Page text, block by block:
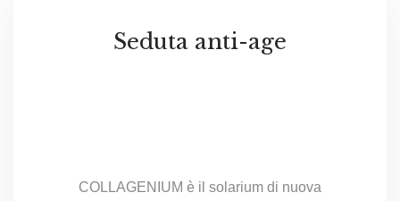
Seduta anti-age
COLLAGENIUM è il solarium di nuova